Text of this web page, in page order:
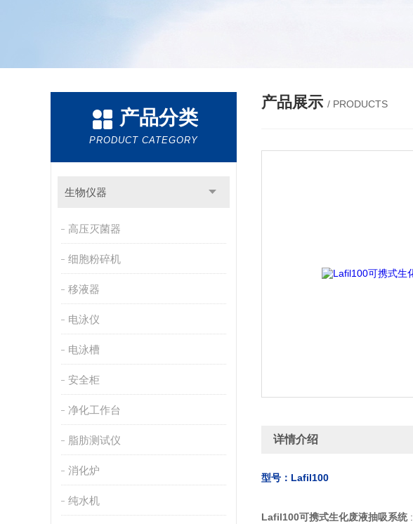
产品分类
PRODUCT CATEGORY
生物仪器
高压灭菌器
细胞粉碎机
移液器
电泳仪
电泳槽
安全柜
净化工作台
脂肪测试仪
消化炉
纯水机
产品展示 / PRODUCTS
详情介绍
型号： Lafil100
Lafil100可携式生化废液抽吸系统: